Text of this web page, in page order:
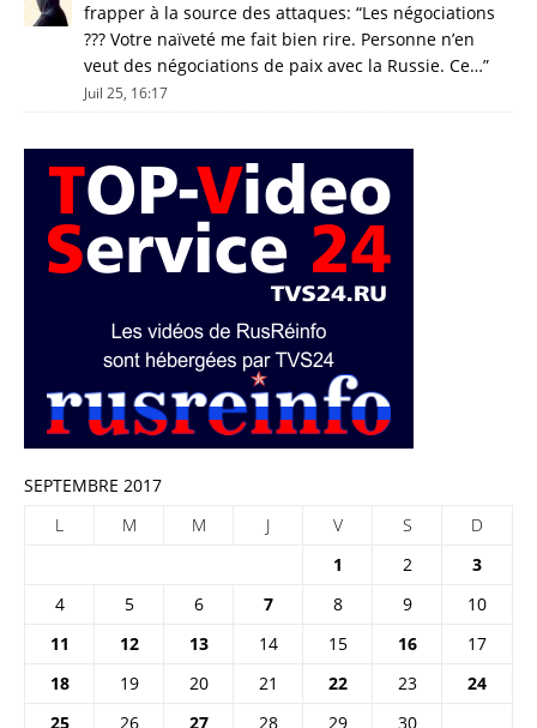
frapper à la source des attaques: “Les négociations
??? Votre naïveté me fait bien rire. Personne n’en
veut des négociations de paix avec la Russie. Ce…”
Juil 25, 16:17
SEPTEMBRE 2017
L
M M J V S
D
1
2
3
4
5 6 7 8 9
10
11
12 13 14 15 16
17
18
19 20 21 22 23
24
25
26 27 28 29 30